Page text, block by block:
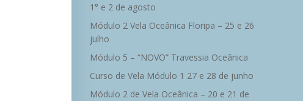
1° e 2 de agosto
Módulo 2 Vela Oceânica Floripa – 25 e 26
julho
Módulo 5 – “NOVO” Travessia Oceânica
Curso de Vela Módulo 1 27 e 28 de junho
Módulo 2 de Vela Oceânica – 20 e 21 de